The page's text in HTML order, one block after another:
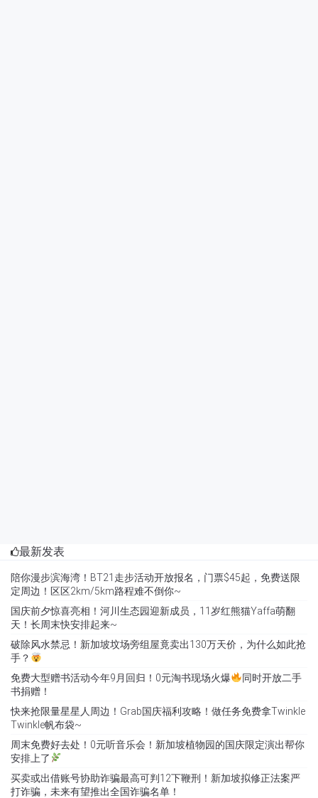
最新发表
陪你漫步滨海湾！BT21走步活动开放报名，门票$45起，免费送限
定周边！区区2km/5km路程难不倒你~
国庆前夕惊喜亮相！河川生态园迎新成员，11岁红熊猫Yaffa萌翻
天！长周末快安排起来~
破除风水禁忌！新加坡坟场旁组屋竟卖出130万天价，为什么如此抢
手？
免费大型赠书活动今年9月回归！0元淘书现场火爆
同时开放二手
书捐赠！
快来抢限量星星人周边！Grab国庆福利攻略！做任务免费拿Twinkle
Twinkle帆布袋~
周末免费好去处！0元听音乐会！新加坡植物园的国庆限定演出帮你
安排上了
买卖或出借账号协助诈骗最高可判12下鞭刑！新加坡拟修正法案严
打诈骗，未来有望推出全国诈骗名单！